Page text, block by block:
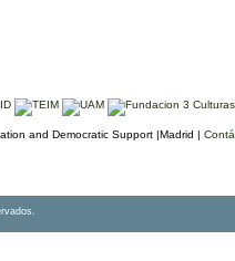
and Democratic Support |Madrid |